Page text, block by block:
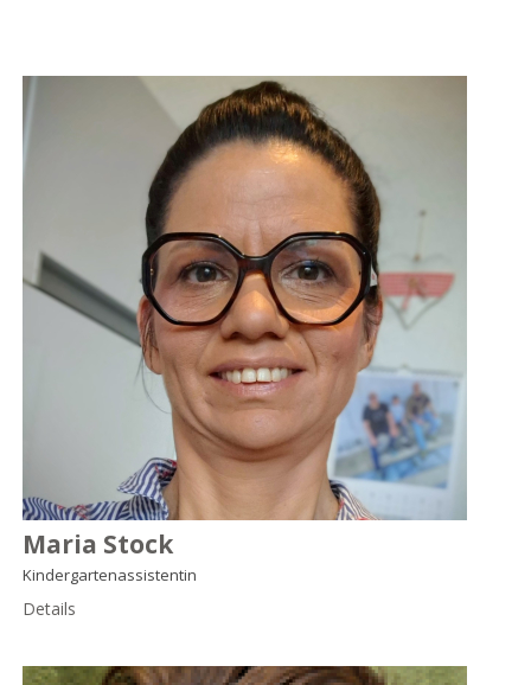
Maria Stock
Kindergartenassistentin
Details